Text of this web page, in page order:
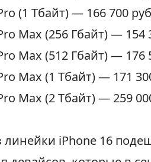
(1 Тбайт) — 166 700
Max (256 Гбайт) — 154
Max (512 Гбайт) — 176
Max (1 Тбайт) — 171
Max (2 Тбайт) — 259
линейки iPhone 16